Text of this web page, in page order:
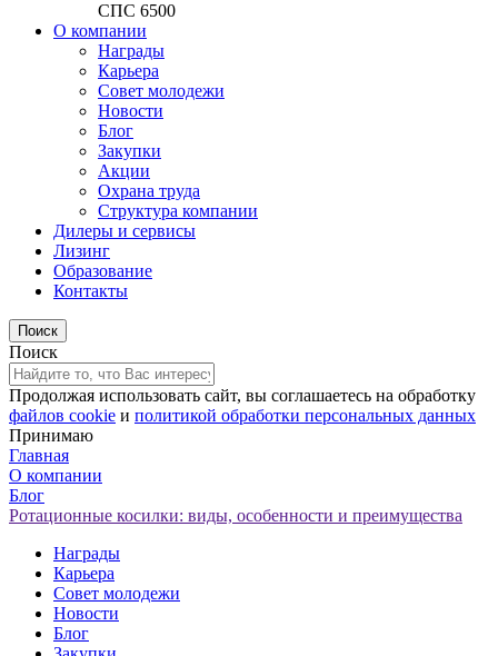
СПС 6500
О компании
Награды
Карьера
Совет молодежи
Новости
Блог
Закупки
Акции
Охрана труда
Структура компании
Дилеры и сервисы
Лизинг
Образование
Контакты
Поиск
Продолжая использовать сайт, вы соглашаетесь на обработку
файлов cookie и политикой обработки персональных данных
Принимаю
Главная
О компании
Блог
Ротационные косилки: виды, особенности и преимущества
Награды
Карьера
Совет молодежи
Новости
Блог